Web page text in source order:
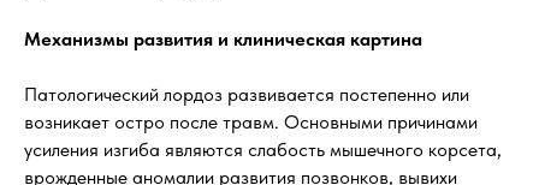
Механизмы развития и клиническая картина
Патологический лордоз развивается постепенно или
возникает остро после травм. Основными причинами
усиления изгиба являются слабость мышечного корсета,
врожденные аномалии развития позвонков, вывихи